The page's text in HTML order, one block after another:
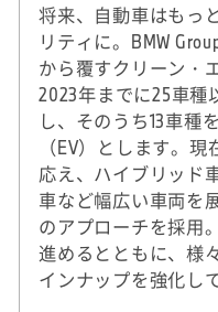
将来、自動車はもっ
リティに。BMW
から覆すクリーン・
2023年までに25車種
し、そのうち13車種
（EV）とします。
応え、ハイブリッド
車など幅広い車両を
のアプローチを採用
進めるとともに、様
インナップを強化し